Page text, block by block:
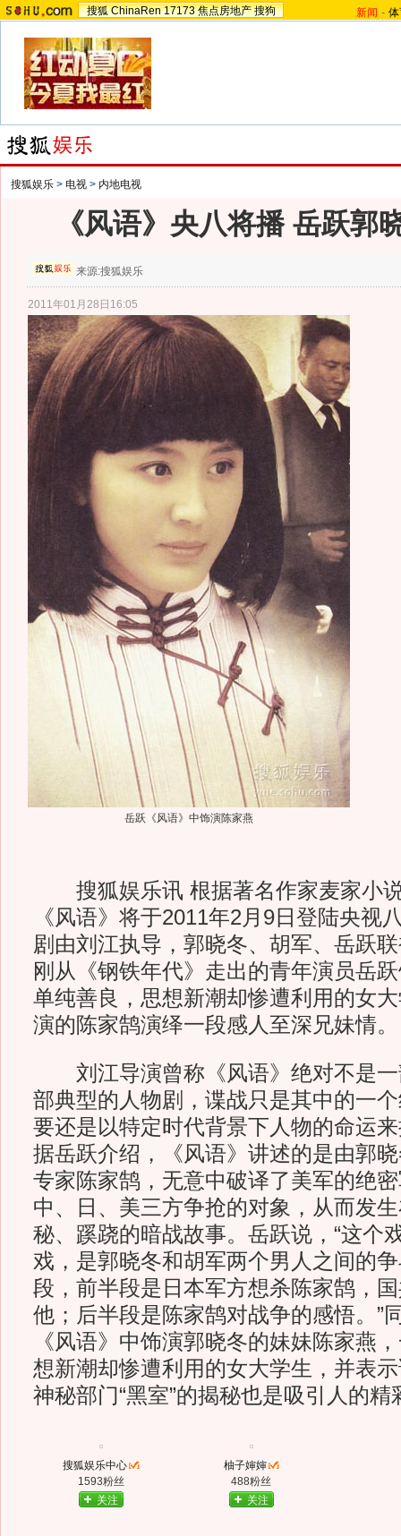
搜狐 ChinaRen 17173 焦点房地产 搜狗 新闻 -
搜狐娱乐 > 电视 > 内地电视
《风语》央八将播 岳跃郭
来源:搜狐娱乐
2011年01月28日16:05
岳跃《风语》中饰演陈家燕
搜狐娱乐讯 根据著名作家麦家小
《风语》将于2011年2月9日登陆央视
剧由刘江执导，郭晓冬、胡军、岳跃
刚从《钢铁年代》走出的青年演员岳
单纯善良，思想新潮却惨遭利用的女
演的陈家鹄演绎一段感人至深兄妹情。
刘江导演曾称《风语》绝对不是一
部典型的人物剧，谍战只是其中的一
要还是以特定时代背景下人物的命运
据岳跃介绍，《风语》讲述的是由郭
专家陈家鹄，无意中破译了美军的绝
中、日、美三方争抢的对象，从而发
秘、蹊跷的暗战故事。岳跃说，“这个
戏，是郭晓冬和胡军两个男人之间的
段，前半段是日本军方想杀陈家鹄，
他；后半段是陈家鹄对战争的感悟。”
《风语》中饰演郭晓冬的妹妹陈家燕
想新潮却惨遭利用的女大学生，并表
神秘部门“黑室”的揭秘也是吸引人的精
搜狐娱乐中心
1593粉丝
关注
柚子婶婶
488粉丝
关注